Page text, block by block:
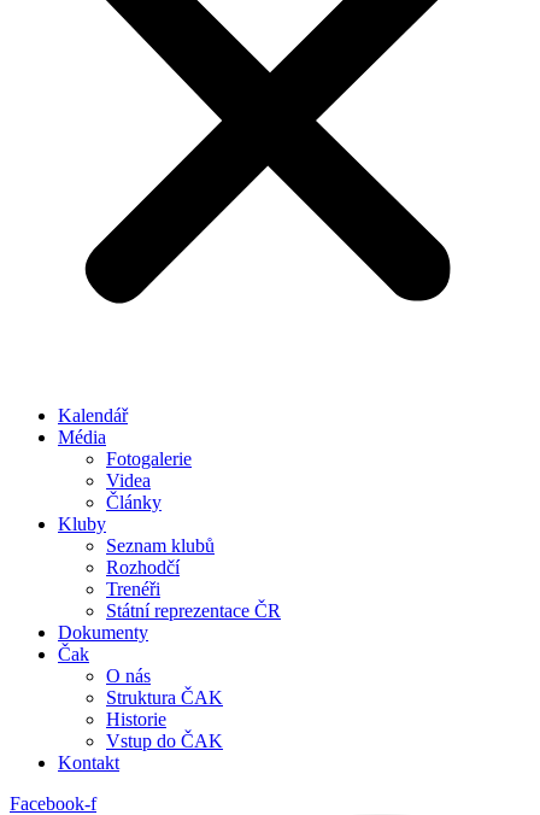
Kalendář
Média
Fotogalerie
Videa
Články
Kluby
Seznam klubů
Rozhodčí
Trenéři
Státní reprezentace ČR
Dokumenty
Čak
O nás
Struktura ČAK
Historie
Vstup do ČAK
Kontakt
Facebook-f